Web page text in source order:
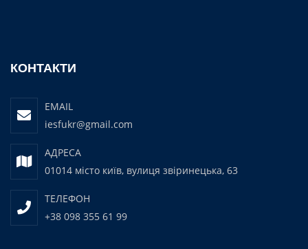
КОНТАКТИ
EMAIL
iesfukr@gmail.com
АДРЕСА
01014 місто київ, вулиця звіринецька, 63
ТЕЛЕФОН
+38 098 355 61 99